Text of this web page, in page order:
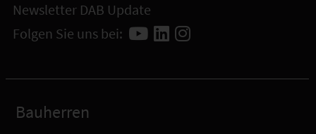
Newsletter DAB Update
Folgen Sie uns bei:
Bauherren